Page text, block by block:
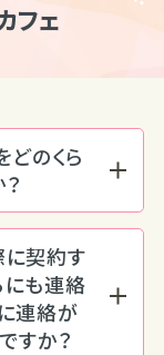
フェ
どのくら
契約す
も連絡
連絡が
すか？